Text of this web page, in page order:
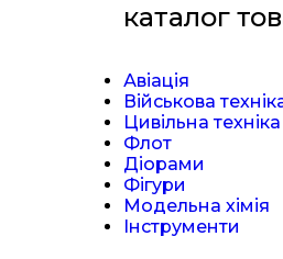
каталог
Авіація
Військова
Цивільна техніка
Флот
Діорами
Фігури
Модельна хімія
Інструменти